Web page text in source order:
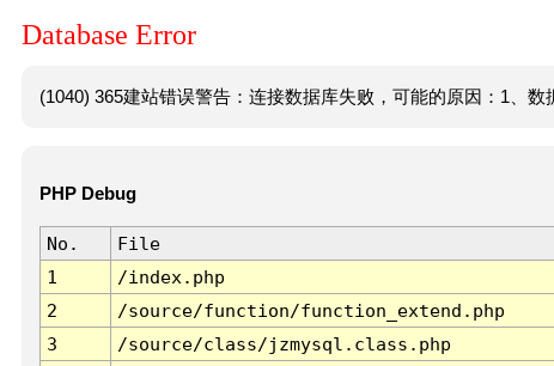
Database Error
(1040) 365建站错误警告：连接数据库失败，可能的原因：1、数
PHP Debug
No. File
1
/index.php
2
/source/function/function_extend.php
3
/source/class/jzmysql.class.php